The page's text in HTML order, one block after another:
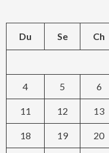
Du Se Ch
4 5 6
11 12 13
18 19 20